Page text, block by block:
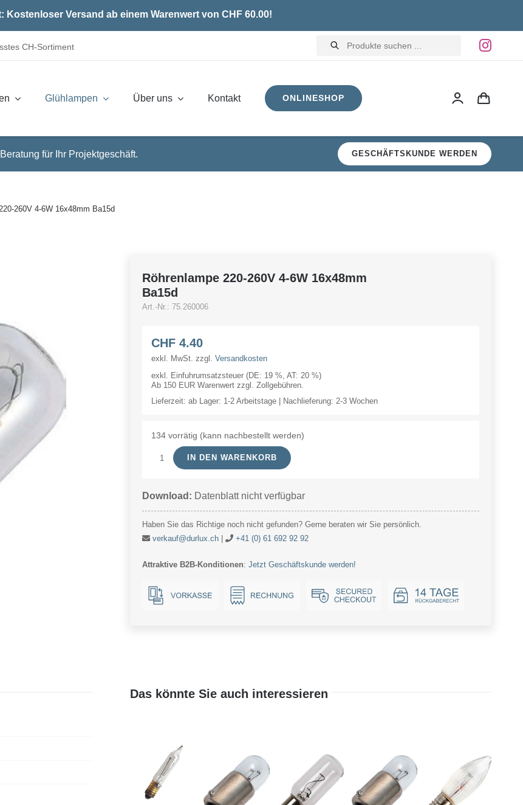
Kostenloser Versand ab einem Warenwert von CHF 60.00!
CH-Sortiment
Products
search
Glühlampen Über uns Kontakt ONLINESHOP
für Ihr Projektgeschäft. GESCHÄFTSKUNDE WERDEN
260V 4-6W 16x48mm Ba15d
Röhrenlampe 220-260V 4-6W 16x48mm
Ba15d
Art.-Nr.: 75.260006
CHF4.40
exkl. MwSt. zzgl. Versandkosten
exkl. Einfuhrumsatzsteuer (DE: 19 %, AT: 20 %)
Ab 150 EUR Warenwert zzgl. Zollgebühren.
Lieferzeit: ab Lager: 1-2 Arbeitstage | Nachlieferung: 2-3 Wochen
134 vorrätig (kann nachbestellt werden)
Röhrenlampe
260V
6W
Ba15d
IN DEN WARENKORB
Download: Datenblatt nicht verfügbar
Haben Sie das Richtige noch nicht gefunden? Gerne beraten wir Sie persönlich.
verkauf@durlux.ch| +41 (0) 61 692 92 92
Attraktive B2B-Konditionen: Jetzt Geschäftskunde werden!
Das könnte Sie auch interessieren